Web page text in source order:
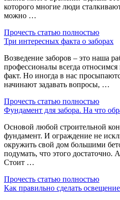
которого многие люди
можно …
Прочесть статью полностью
Три интересных факта о заборах
Возведение заборов – это наша
профессионалы всегда относимся
факт. Но иногда в нас
начинают задавать вопросы, …
Прочесть статью полностью
Фундамент для забора. На что
Основой любой строительной
фундамент. И ограждение не
окружить свой дом большими
подумать, что этого достаточно.
Стоит …
Прочесть статью полностью
Как правильно сделать